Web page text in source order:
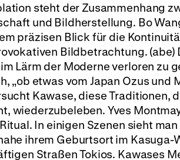
steht der Zusammenhang
und Bildherstellung. Bo
präzisen Blick für die
Bildbetrachtung.
Lärm der Moderne verloren zu
„ob etwas vom Japan Ozus und
Kawase, diese Traditionen,
wiederzubeleben. Yves
In einigen Szenen sieht
ihrem Geburtsort im Kasuga-
Straßen Tokios. Kawases